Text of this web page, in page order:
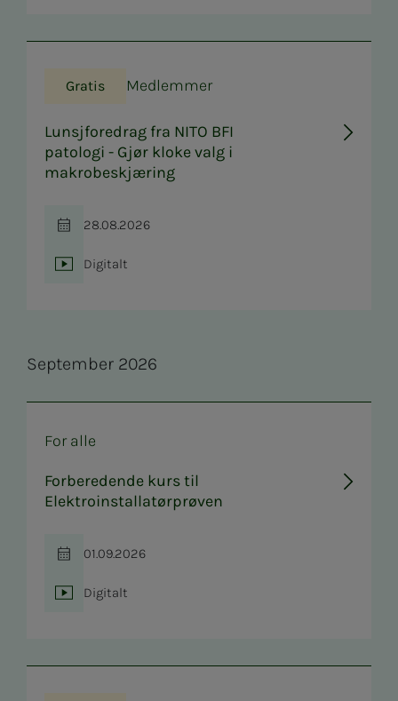
Gratis Medlemmer
Lunsjforedrag fra NITO BFI
patologi - Gjør kloke valg i
makrobeskjæring
Tid
28.08.2026
Sted
Digitalt
Se­p­tem­­­ber 2026
For alle
Forberedende kurs til
Elektroinstallatørprøven
Tid
01.09.2026
Sted
Digitalt